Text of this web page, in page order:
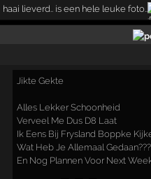
haai lieverd.. is een hele leuke foto..
Jikte Gekte
Alles Lekker Schoonheid
Verveel Me Dus D8 Laat
Ik Eens Bij Frysland Boppke
Wat Heb Je Allemaal Gedaan???
En Nog Plannen Voor Next